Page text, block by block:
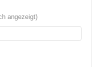
angezeigt)